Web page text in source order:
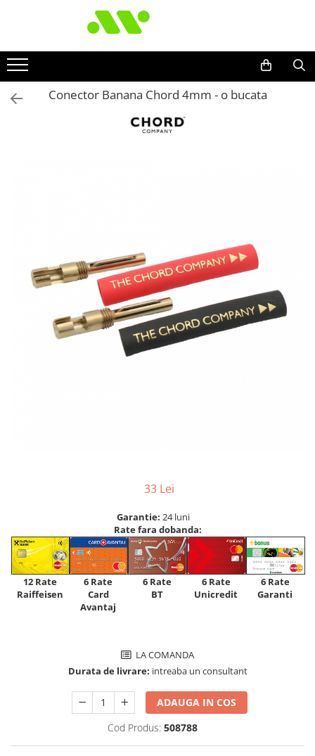
Conector Banana Chord 4mm - o bucata
33 Lei
Garantie: 24 luni
Rate fara dobanda:
12 Rate
Raiffeisen
6 Rate
Card
Avantaj
6 Rate
BT
6 Rate
Unicredit
6 Rate
Garanti
LA COMANDA
Durata de livrare: intreaba un consultant
ADAUGA IN COS
Cod Produs: 508788